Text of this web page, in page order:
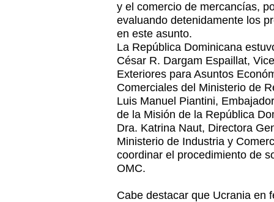
y el comercio de mercancías,
evaluando detenidamente los
en este asunto.
La República Dominicana
César R. Dargam Espaillat,
Exteriores para Asuntos
Comerciales del Ministerio de
Luis Manuel Piantini,
de la Misión de la República
Dra. Katrina Naut, Directora
Ministerio de Industria y
coordinar el procedimiento de
OMC.
Cabe destacar que Ucrania en